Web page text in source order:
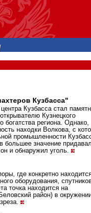
Кузбасса"
Кузбасса стал
Кузнецкого
богатства региона. Однако,
находки Волкова, с
промышленности
большее значение
и обнаружил уголь.
где конкретно
оборудования,
точка находится на
район) в